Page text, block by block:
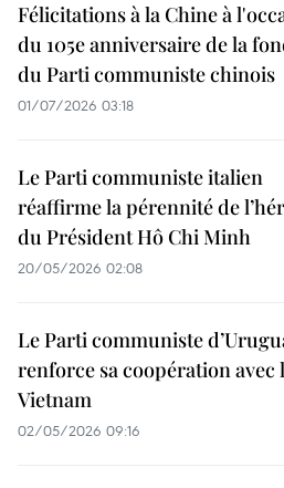
Félicitations à la Chine à
du 105e anniversaire de la
du Parti communiste chinois
01/07/2026 03:18
Le Parti communiste italien
réaffirme la pérennité de
du Président Hô Chi Minh
20/05/2026 02:08
Le Parti communiste
renforce sa coopération avec
Vietnam
02/05/2026 09:16